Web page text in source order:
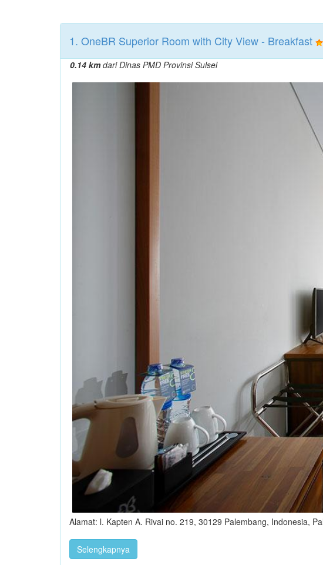
1. OneBR Superior Room with City View - Breakfast
0.14 kmdari Dinas PMD Provinsi Sulsel
Alamat: l. Kapten A. Rivai no. 219, 30129 Palembang, Indonesia,
Selengkapnya